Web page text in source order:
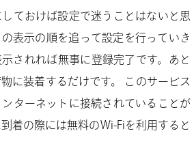
ておけば設定で迷うことはないと思
表示の順を追って設定を行っていき
されれば無事に登録完了です。あと
に装着するだけです。 このサービス
ターネットに接続されていることが
着の際には無料のWi-Fiを利用すると